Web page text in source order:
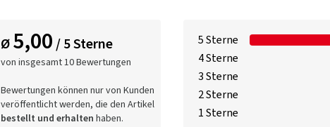
Ø5,00/ 5 Sterne
von insgesamt 10 Bewertungen
Bewertungen können nur von Kunden
veröffentlicht werden, die den Artikel
bestellt und erhalten haben.
5 Sterne
4 Sterne
3 Sterne
2 Sterne
1 Sterne